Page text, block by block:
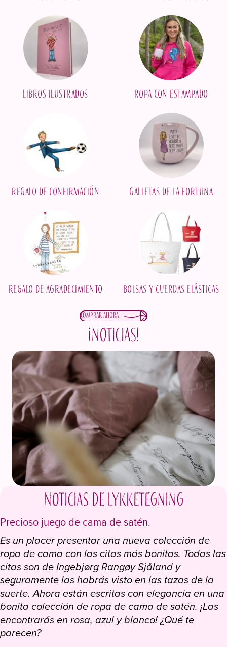
Libros ilustrados Ropa con estampado
Regalo de confirmación Galletas de la fortuna
Regalo de agradecimiento Bolsas y cuerdas elásticas
Comprar ahora
¡Noticias!
Noticias de Lykketegning
Precioso juego de cama de satén.
Es un placer presentar una nueva colección de
ropa de cama con las citas más bonitas. Todas las
citas son de Ingebjørg Rangøy Sjåland y
seguramente las habrás visto en las tazas de la
suerte. Ahora están escritas con elegancia en una
bonita colección de ropa de cama de satén. ¡Las
encontrarás en rosa, azul y blanco! ¿Qué te
parecen?